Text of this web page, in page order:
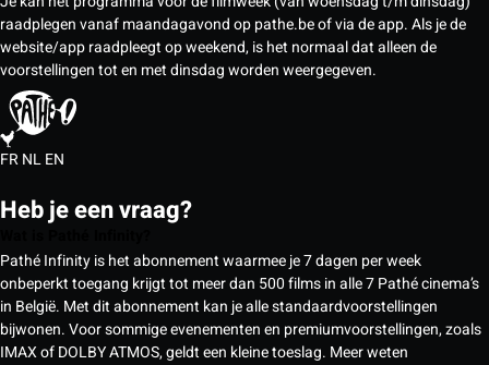
raadplegen vanaf maandagavond op pathe.be of via de app. Als je de
website/app raadpleegt op weekend, is het normaal dat alleen de
voorstellingen tot en met dinsdag worden weergegeven.
FRNLEN
Heb je een vraag?
Pathé Infinity is het abonnement waarmee je 7 dagen per week
onbeperkt toegang krijgt tot meer dan 500 films in alle 7 Pathé cinema’s
in België. Met dit abonnement kan je alle standaardvoorstellingen
bijwonen. Voor sommige evenementen en premiumvoorstellingen, zoals
IMAX of DOLBY ATMOS, geldt een kleine toeslag. Meer weten